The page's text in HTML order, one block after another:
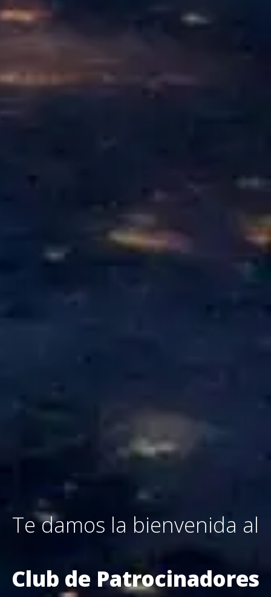
Te damos la bienvenida al
Club de Patrocinadores